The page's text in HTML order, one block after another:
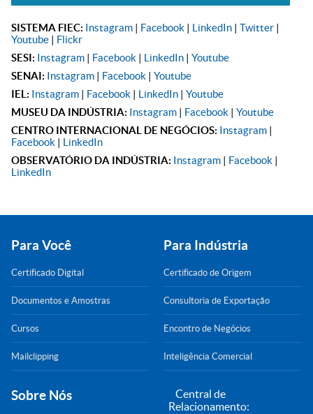
SISTEMA FIEC: Instagram | Facebook | LinkedIn | Twitter |
Youtube | Flickr
SESI: Instagram | Facebook | LinkedIn | Youtube
SENAI: Instagram | Facebook | Youtube
IEL: Instagram | Facebook | LinkedIn | Youtube
MUSEU DA INDÚSTRIA: Instagram | Facebook | Youtube
CENTRO INTERNACIONAL DE NEGÓCIOS: Instagram |
Facebook | LinkedIn
OBSERVATÓRIO DA INDÚSTRIA: Instagram | Facebook |
LinkedIn
Para Você
Certificado Digital
Documentos e Amostras
Cursos
Mailclipping
Para Indústria
Certificado de Origem
Consultoria de Exportação
Encontro de Negócios
Inteligência Comercial
Sobre Nós
Central de
Relacionamento: